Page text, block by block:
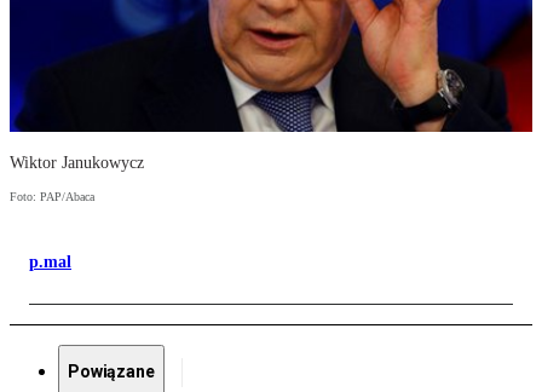
Wiktor Janukowycz
Foto: PAP/Abaca
p.mal
Powiązane